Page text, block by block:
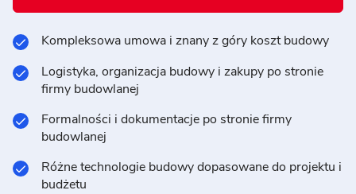
Kompleksowa umowa i znany z góry koszt budowy
Logistyka, organizacja budowy i zakupy po stronie
firmy budowlanej
Formalności i dokumentacje po stronie firmy
budowlanej
Różne technologie budowy dopasowane do projektu i
budżetu